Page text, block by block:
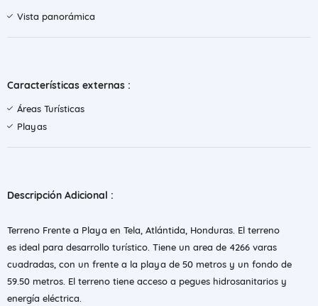
Vista panorámica
Características externas :
Áreas Turísticas
Playas
Descripción Adicional :
Terreno Frente a Playa en Tela, Atlántida, Honduras. El terreno
es ideal para desarrollo turístico. Tiene un area de 4266 varas
cuadradas, con un frente a la playa de 50 metros y un fondo de
59.50 metros. El terreno tiene acceso a pegues hidrosanitarios y
energía eléctrica.